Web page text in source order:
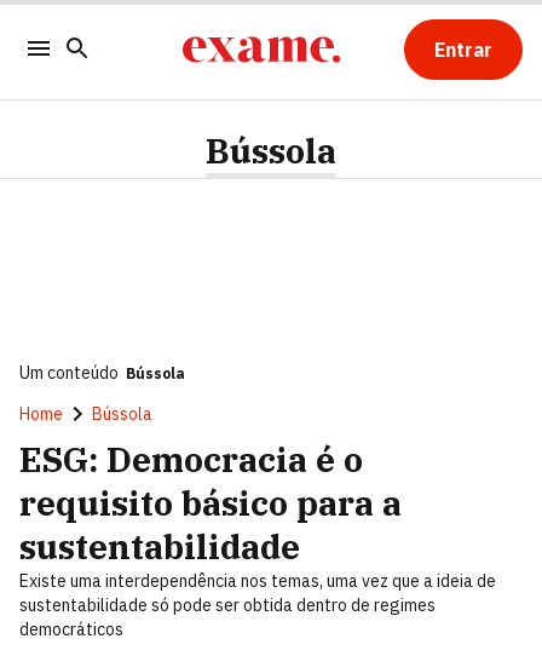
Entrar
Bússola
Um conteúdo Bússola
Home Bússola
ESG: Democracia é o
requisito básico para a
sustentabilidade
Existe uma interdependência nos temas, uma vez que a ideia de
sustentabilidade só pode ser obtida dentro de regimes
democráticos